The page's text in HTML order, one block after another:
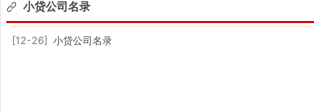
小贷公司名录
[12-26] 小贷公司名录